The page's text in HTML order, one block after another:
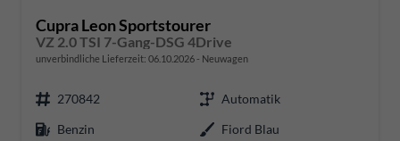
Cupra Leon Sportstourer
VZ 2.0 TSI 7-Gang-DSG 4Drive
unverbindliche Lieferzeit: 06.10.2026 Neuwagen
270842
Automatik
Benzin
Fiord Blau